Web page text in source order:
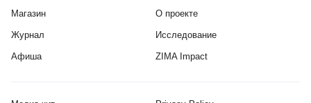
Магазин
Журнал
Афиша
О проекте
Исследование
ZIMA Impact